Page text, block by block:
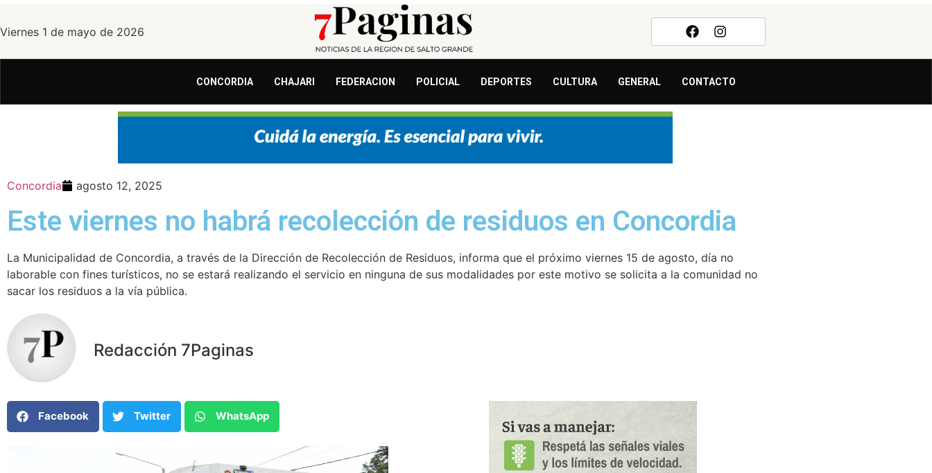
Viernes 1 de mayo de 2026
CONCORDIA CHAJARI FEDERACION POLICIAL DEPORTES CULTURA GENERAL CONTACTO
Concordia agosto 12, 2025
Este viernes no habrá recolección de residuos en Concordia
La Municipalidad de Concordia, a través de la Dirección de Recolección de Residuos, informa que el próximo viernes 15 de agosto, día no
laborable con fines turísticos, no se estará realizando el servicio en ninguna de sus modalidades por este motivo se solicita a la comunidad no
sacar los residuos a la vía pública.
Redacción 7Paginas
Facebook Twitter WhatsApp